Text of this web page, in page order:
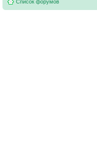
Список форумов